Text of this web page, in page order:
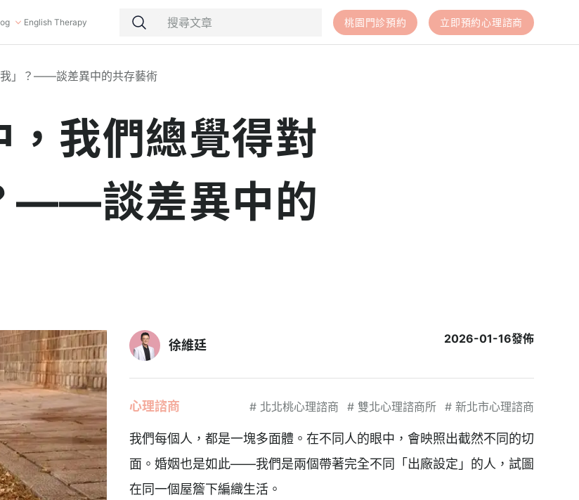
English Therapy 桃園門診預約 立即預約心理諮商
」？——談差異中的共存藝術
我們總覺得對
——談差異中的
徐維廷 2026-01-16發佈
心理諮商 # 北北桃心理諮商 # 雙北心理諮商所 # 新北市心理諮商
我們每個人，都是一塊多面體。在不同人的眼中，會映照出截然不同的切
面。婚姻也是如此——我們是兩個帶著完全不同「出廠設定」的人，試圖
在同一個屋簷下編織生活。